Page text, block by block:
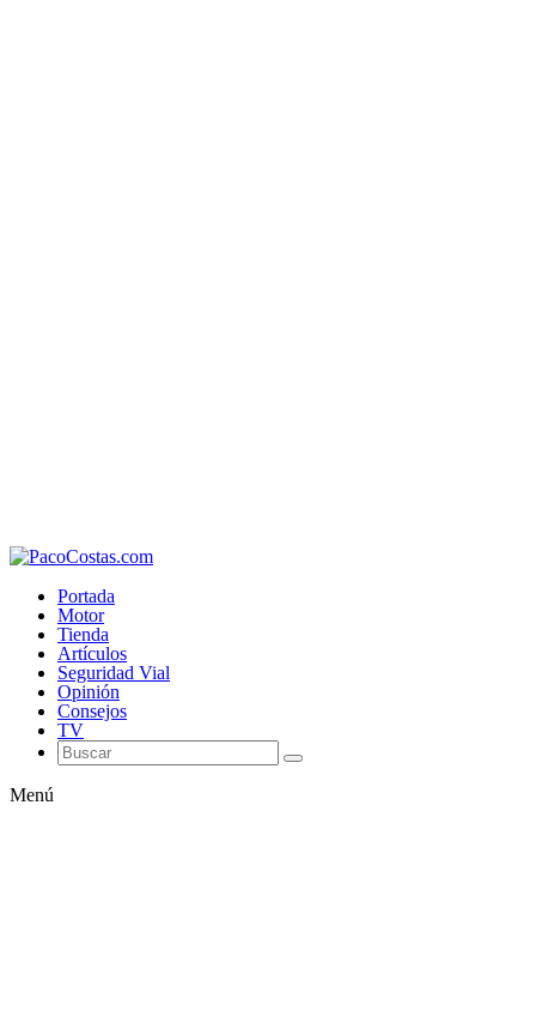
Portada
Motor
Tienda
Artículos
Seguridad Vial
Opinión
Consejos
TV
Menú